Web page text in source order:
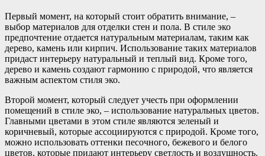
Первый момент, на который стоит обратить внимание, –
выбор материалов для отделки стен и пола. В стиле эко
предпочтение отдается натуральным материалам, таким как
дерево, камень или кирпич. Использование таких материалов
придаст интерьеру натуральный и теплый вид. Кроме того,
дерево и камень создают гармонию с природой, что является
важным аспектом стиля эко.
Второй момент, который следует учесть при оформлении
помещений в стиле эко, – использование натуральных цветов.
Главными цветами в этом стиле являются зеленый и
коричневый, которые ассоциируются с природой. Кроме того,
можно использовать оттенки песочного, бежевого и белого
цветов, которые придают интерьеру светлость и воздушность.